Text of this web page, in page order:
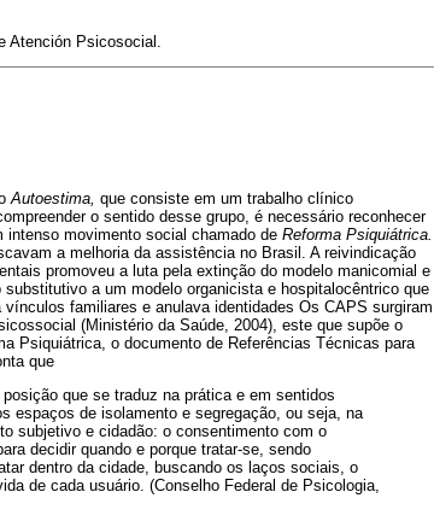
Atención Psicosocial.
Autoestima, que consiste em um trabalho clínico
o sentido desse grupo, é necessário reconhecer
movimento social chamado de Reforma Psiquiátrica.
a melhoria da assistência no Brasil. A reivindicação
promoveu a luta pela extinção do modelo manicomial e
a um modelo organicista e hospitalocêntrico que
familiares e anulava identidades Os CAPS surgiram
(Ministério da Saúde, 2004), este que supõe o
Psiquiátrica, o documento de Referências Técnicas para
que
que se traduz na prática e em sentidos
espaços de isolamento e segregação, ou seja, na
subjetivo e cidadão: o consentimento com o
decidir quando e porque tratar-se, sendo
dentro da cidade, buscando os laços sociais, o
de cada usuário. (Conselho Federal de Psicologia,